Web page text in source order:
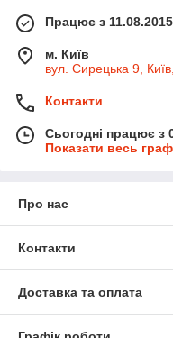
Працює з 11.08.2015
м. Київ
вул. Сирецька 9,
Контакти
Сьогодні працює з
Показати весь
Про нас
Контакти
Доставка та оплата